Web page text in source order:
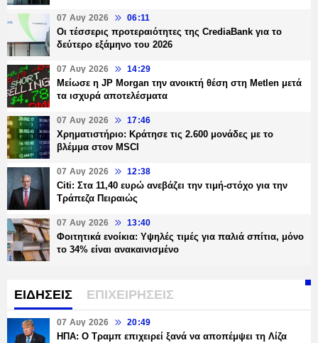
07 Αυγ 2026 06:11
Οι τέσσερις προτεραιότητες της CrediaBank για το
δεύτερο εξάμηνο του 2026
07 Αυγ 2026 14:29
Μείωσε η JP Morgan την ανοικτή θέση στη Metlen μετά
τα ισχυρά αποτελέσματα
07 Αυγ 2026 17:46
Χρηματιστήριο: Κράτησε τις 2.600 μονάδες με το
βλέμμα στον MSCI
07 Αυγ 2026 12:38
Citi: Στα 11,40 ευρώ ανεβάζει την τιμή-στόχο για την
Τράπεζα Πειραιώς
07 Αυγ 2026 13:40
Φοιτητικά ενοίκια: Υψηλές τιμές για παλιά σπίτια, μόνο
το 34% είναι ανακαινισμένο
ΕΙΔΗΣΕΙΣ ΕΠΙΧΕΙΡΗΣΕΙΣ
07 Αυγ 2026 20:49
ΗΠΑ: Ο Τραμπ επιχειρεί ξανά να αποπέμψει τη Λίζα